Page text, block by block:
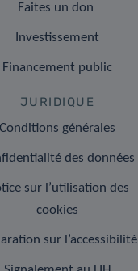
Faites un don
Investissement
Financement public
JURIDIQUE
Conditions générales
des données
sur l’utilisation des
cookies
sur l’accessibilité